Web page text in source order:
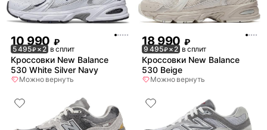
10 990 ₽
5 495₽× 2 в сплит
Кроссовки New Balance
530 White Silver Navy
Можно вернуть
18 990 ₽
9 495₽× 2 в сплит
Кроссовки New Balance
530 Beige
Можно вернуть